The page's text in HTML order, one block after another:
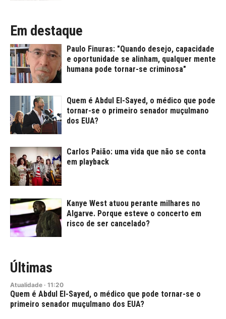
Em destaque
Paulo Finuras: "Quando desejo, capacidade
e oportunidade se alinham, qualquer mente
humana pode tornar-se criminosa"
Quem é Abdul El-Sayed, o médico que pode
tornar-se o primeiro senador muçulmano
dos EUA?
Carlos Paião: uma vida que não se conta
em playback
Kanye West atuou perante milhares no
Algarve. Porque esteve o concerto em
risco de ser cancelado?
Últimas
Atualidade · 11:20
Quem é Abdul El-Sayed, o médico que pode tornar-se o
primeiro senador muçulmano dos EUA?